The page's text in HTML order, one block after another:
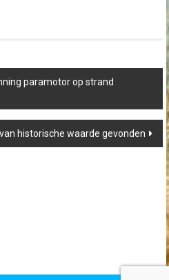
paramotor op strand
historische waarde gevonden